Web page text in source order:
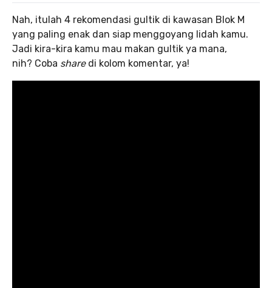
Nah, itulah 4 rekomendasi gultik di kawasan Blok M
yang paling enak dan siap menggoyang lidah kamu.
Jadi kira-kira kamu mau makan gultik ya mana,
nih? Coba sharedi kolom komentar, ya!